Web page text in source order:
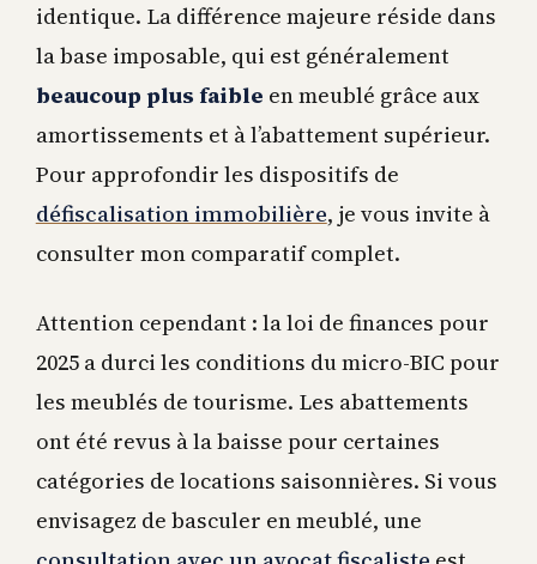
identique. La différence majeure réside dans
la base imposable, qui est généralement
beaucoup plus faible en meublé grâce aux
amortissements et à l’abattement supérieur.
Pour approfondir les dispositifs de
défiscalisation immobilière, je vous invite à
consulter mon comparatif complet.
Attention cependant : la loi de finances pour
2025 a durci les conditions du micro-BIC pour
les meublés de tourisme. Les abattements
ont été revus à la baisse pour certaines
catégories de locations saisonnières. Si vous
envisagez de basculer en meublé, une